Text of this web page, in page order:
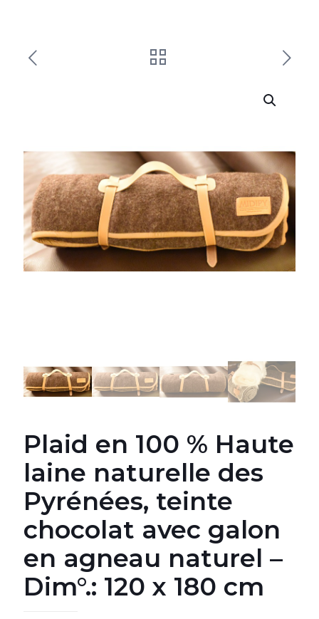
Plaid en 100 % Haute
laine naturelle des
Pyrénées, teinte
chocolat avec galon
en agneau naturel –
Dim°.: 120 x 180 cm